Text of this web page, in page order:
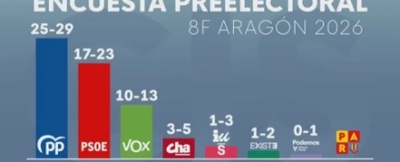
INVESTIGACIÓN
INTERNACIONAL